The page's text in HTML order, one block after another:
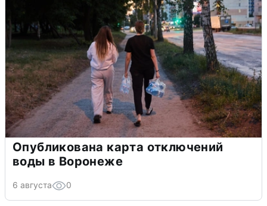
Опубликована карта отключений
воды в Воронеже
6 августа 0